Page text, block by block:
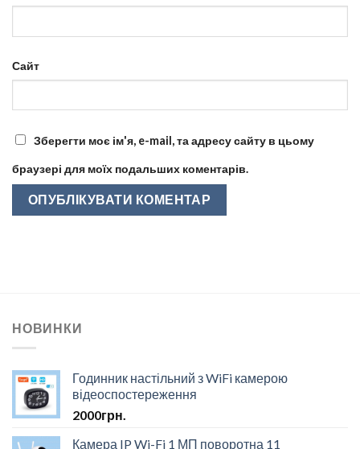
Сайт
Зберегти моє ім'я, e-mail, та адресу сайту в цьому
браузері для моїх подальших коментарів.
НОВИНКИ
Годинник настільний з WiFi камерою
відеоспостереження
2000грн.
Камера IP Wi-Fi 1 МП поворотна 11